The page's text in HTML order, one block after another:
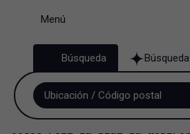
Menú
Búsqueda